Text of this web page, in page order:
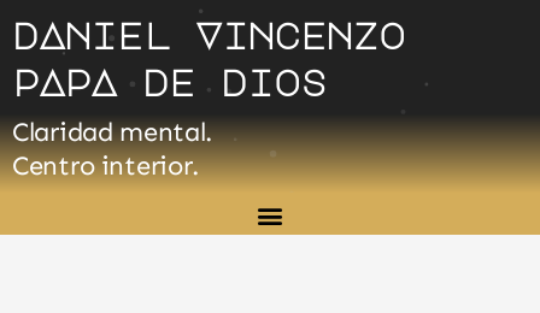
contenido
dAniel Vincenzo
pApA de dios
Claridad mental.
Centro interior.